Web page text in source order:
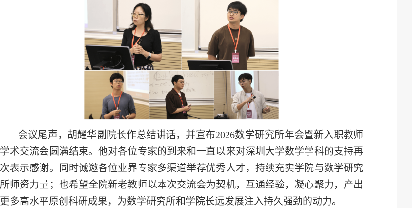
会议尾声，胡耀华副院长作总结讲话，并宣布2026数学研究所年会暨新入职教师
学术交流会圆满结束。他对各位专家的到来和一直以来对深圳大学数学学科的支持再
次表示感谢。同时诚邀各位业界专家多渠道举荐优秀人才，持续充实学院与数学研究
所师资力量；也希望全院新老教师以本次交流会为契机，互通经验，凝心聚力，产出
更多高水平原创科研成果，为数学研究所和学院长远发展注入持久强劲的动力。